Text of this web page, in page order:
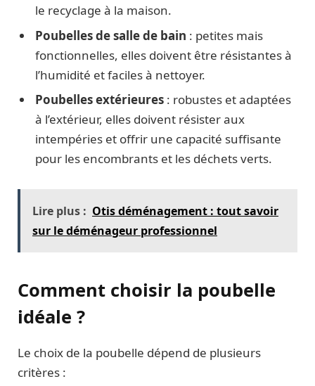
le recyclage à la maison.
Poubelles de salle de bain : petites mais
fonctionnelles, elles doivent être résistantes à
l’humidité et faciles à nettoyer.
Poubelles extérieures : robustes et adaptées
à l’extérieur, elles doivent résister aux
intempéries et offrir une capacité suffisante
pour les encombrants et les déchets verts.
Lire plus : Otis déménagement : tout savoir
sur le déménageur professionnel
Comment choisir la poubelle
idéale ?
Le choix de la poubelle dépend de plusieurs
critères :